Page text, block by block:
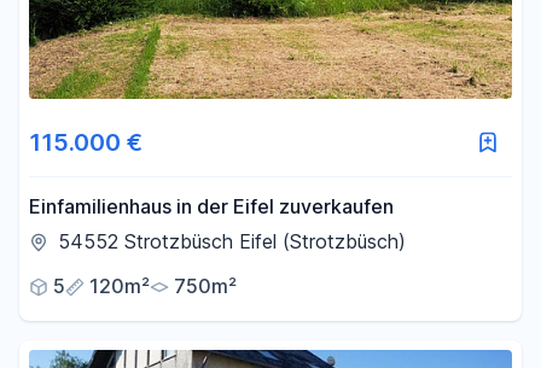
115.000 €
Einfamilienhaus in der Eifel zuverkaufen
54552 Strotzbüsch Eifel (Strotzbüsch)
5
120m² 750m²